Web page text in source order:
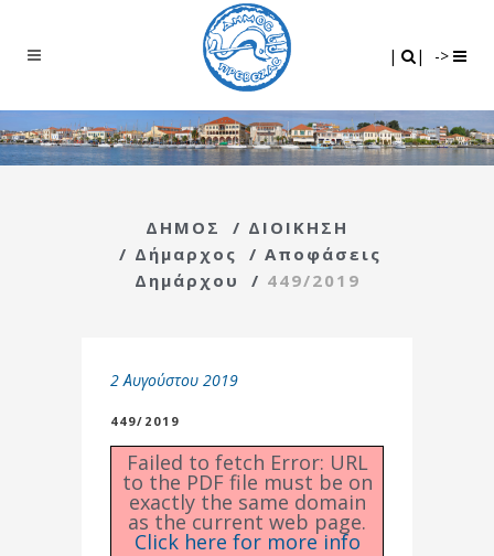
| | ->
ΔΗΜΟΣ / ΔΙΟΙΚΗΣΗ
/ Δήμαρχος / Αποφάσεις
Δημάρχου
/ 449/2019
2 Αυγούστου 2019
449/2019
Failed to fetch Error: URL
to the PDF file must be on
exactly the same domain
as the current web page.
Click here for more info